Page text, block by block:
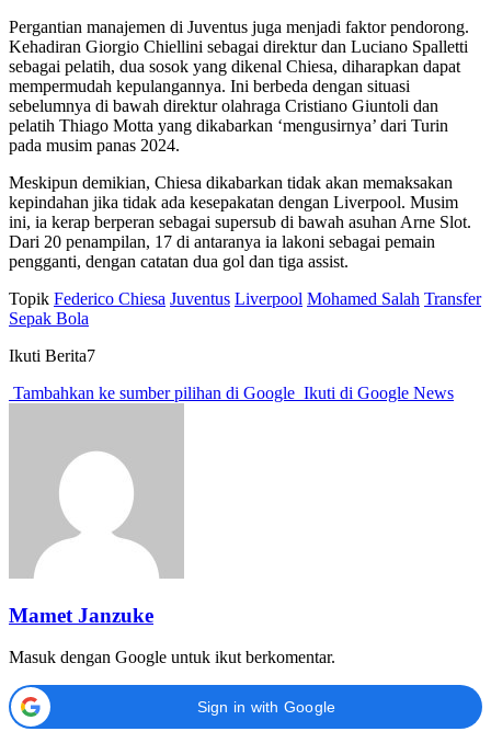
Pergantian manajemen di Juventus juga menjadi faktor pendorong.
Kehadiran Giorgio Chiellini sebagai direktur dan Luciano Spalletti
sebagai pelatih, dua sosok yang dikenal Chiesa, diharapkan dapat
mempermudah kepulangannya. Ini berbeda dengan situasi
sebelumnya di bawah direktur olahraga Cristiano Giuntoli dan
pelatih Thiago Motta yang dikabarkan ‘mengusirnya’ dari Turin
pada musim panas 2024.
Meskipun demikian, Chiesa dikabarkan tidak akan memaksakan
kepindahan jika tidak ada kesepakatan dengan Liverpool. Musim
ini, ia kerap berperan sebagai supersub di bawah asuhan Arne Slot.
Dari 20 penampilan, 17 di antaranya ia lakoni sebagai pemain
pengganti, dengan catatan dua gol dan tiga assist.
Topik Federico Chiesa Juventus Liverpool Mohamed Salah Transfer
Sepak Bola
Ikuti Berita7
Tambahkan ke sumber pilihan di Google Ikuti di Google News
Mamet Janzuke
Masuk dengan Google untuk ikut berkomentar.
Sign in with Google